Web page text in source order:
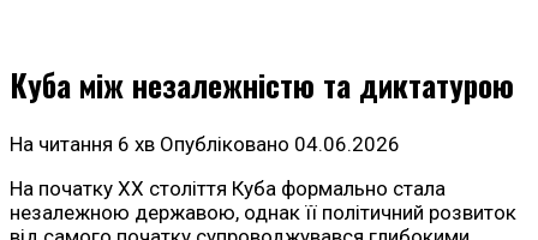
Куба між незалежністю та диктатурою
На читання 6 хв Опубліковано 04.06.2026
На початку XX століття Куба формально стала
незалежною державою, однак її політичний розвиток